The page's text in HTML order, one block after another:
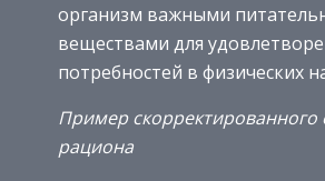
организм важными
веществами для
потребностей в физических
Пример скорректированного
рациона